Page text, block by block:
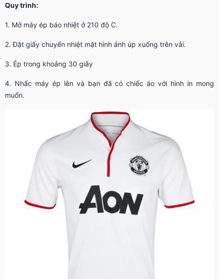
Quy trình:
1. Mở máy ép báo nhiệt ở 210 độ C.
2. Đặt giấy chuyển nhiệt mặt hình ảnh úp xuống trên vải.
3. Ép trong khoảng 30 giây
4. Nhấc máy ép lên và bạn đã có chiếc áo với hình in mong
muốn.